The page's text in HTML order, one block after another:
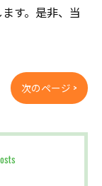
す。是非、当
次のページ >